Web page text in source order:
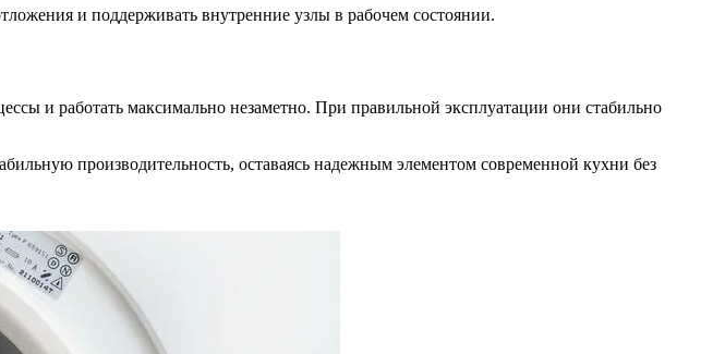
и поддерживать внутренние узлы в рабочем состоянии.
и работать максимально незаметно. При правильной эксплуатации они стабильно
производительность, оставаясь надежным элементом современной кухни без